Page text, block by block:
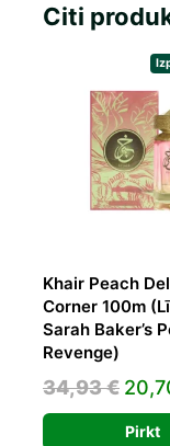
Citi
Khair Peach
Corner 100m
Sarah Baker’s
Revenge)
34,93€
Pirkt